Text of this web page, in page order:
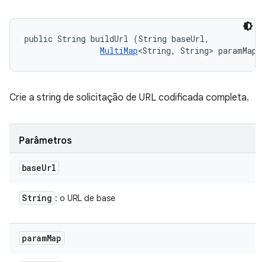
public String buildUrl (String baseUrl,
MultiMap<String, String> paramMap)
Crie a string de solicitação de URL codificada completa.
Parâmetros
baseUrl
String : o URL de base
paramMap